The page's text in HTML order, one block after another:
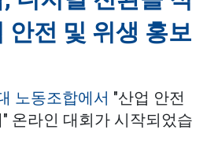
안전 및 위생 홍보
노동조합에서 "산업 안전
온라인 대회가 시작되었습